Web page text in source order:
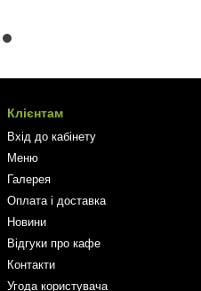
Клієнтам
Вхід до кабінету
Меню
Галерея
Оплата і доставка
Новини
Відгуки про кафе
Контакти
Угода користувача